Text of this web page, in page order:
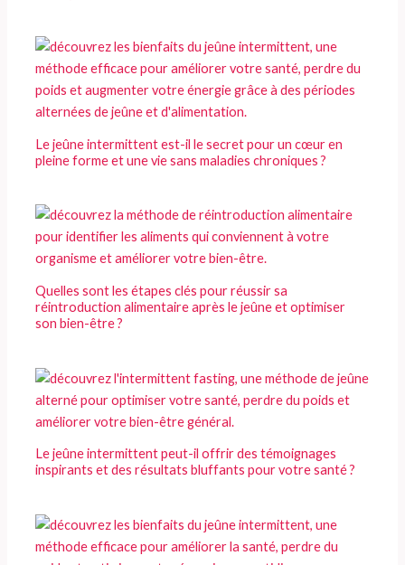
Le jeûne intermittent est-il le secret pour un cœur en
pleine forme et une vie sans maladies chroniques ?
Quelles sont les étapes clés pour réussir sa
réintroduction alimentaire après le jeûne et optimiser
son bien-être ?
Le jeûne intermittent peut-il offrir des témoignages
inspirants et des résultats bluffants pour votre santé ?